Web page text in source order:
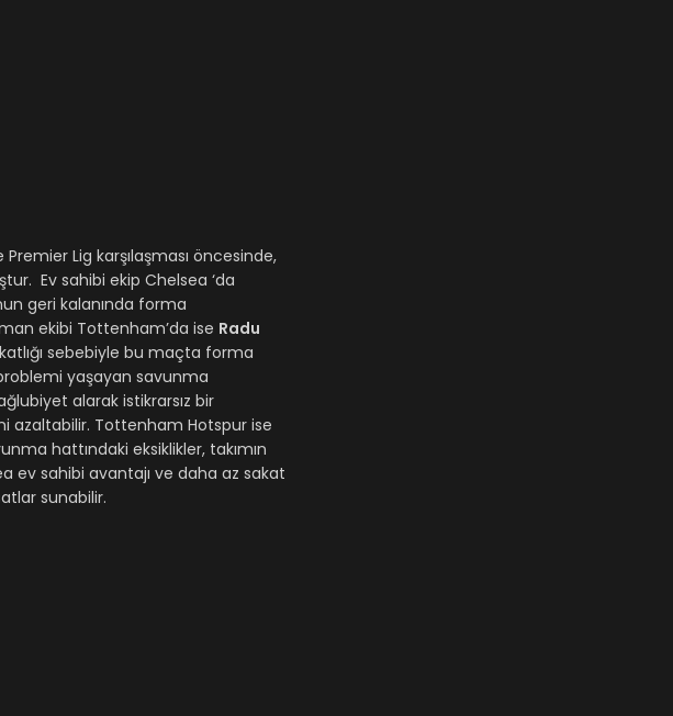
Lig karşılaşması öncesinde,
Ev sahibi ekip Chelsea ‘da
geri kalanında forma
ekibi Tottenham’da ise Radu
sebebiyle bu maçta forma
yaşayan savunma
alarak istikrarsız bir
azaltabilir. Tottenham Hotspur ise
hattındaki eksiklikler, takımın
ev sahibi avantajı ve daha az sakat
sunabilir.